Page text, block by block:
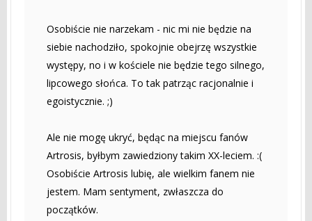
Osobiście nie narzekam - nic mi nie będzie na
siebie nachodziło, spokojnie obejrzę wszystkie
występy, no i w kościele nie będzie tego silnego,
lipcowego słońca. To tak patrząc racjonalnie i
egoistycznie. ;)
Ale nie mogę ukryć, będąc na miejscu fanów
Artrosis, byłbym zawiedziony takim XX-leciem. :(
Osobiście Artrosis lubię, ale wielkim fanem nie
jestem. Mam sentyment, zwłaszcza do
początków.